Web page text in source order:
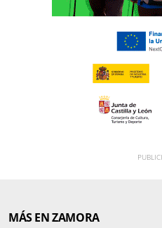
MÁS EN ZAMORA